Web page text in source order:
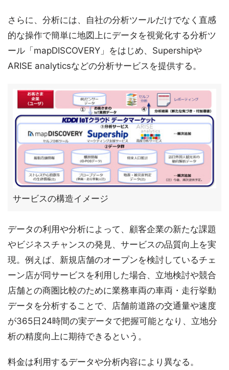
さらに、分析には、自社の分析ツールだけでなく直感
的な操作で簡単に地図上にデータを視覚化する分析ツ
ール「mapDISCOVERY」をはじめ、Supershipや
ARISE analyticsなどの分析サービスを提供する。
サービスの構造イメージ
データの利用や分析によって、顧客企業の新たな課題
やビジネスチャンスの発見、サービスの品質向上を実
現。例えば、新規店舗のオープンを検討しているチェ
ーン店が同サービスを利用した場合、立地検討や競合
店舗との商圏比較のために業務車両の車両・走行挙動
データを分析することで、店舗前道路の交通量や速度
が365日24時間の実データで把握可能となり、立地分
析の精度向上に期待できるという。
料金は利用するデータや分析内容により異なる。